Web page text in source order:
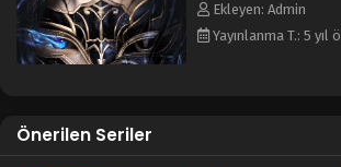
Ekleyen: Admin
Yayınlanma T.: 5 yıl
Önerilen Seriler